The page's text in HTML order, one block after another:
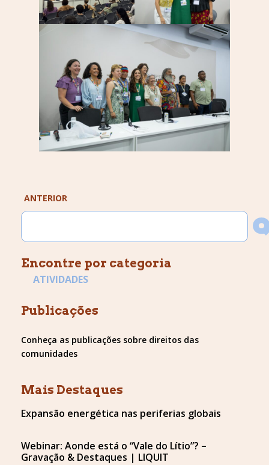
ANTERIOR
Encontre por categoria
ATIVIDADES
Publicações
Conheça as publicações sobre direitos das
comunidades
Mais Destaques
Expansão energética nas periferias globais
Webinar: Aonde está o “Vale do Lítio”? –
Gravação & Destaques | LIQUIT